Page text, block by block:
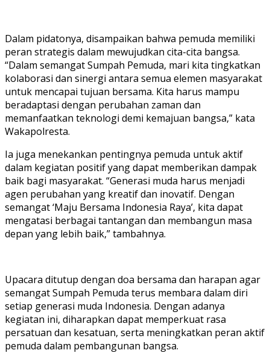
Dalam pidatonya, disampaikan bahwa pemuda memiliki
peran strategis dalam mewujudkan cita-cita bangsa.
“Dalam semangat Sumpah Pemuda, mari kita tingkatkan
kolaborasi dan sinergi antara semua elemen masyarakat
untuk mencapai tujuan bersama. Kita harus mampu
beradaptasi dengan perubahan zaman dan
memanfaatkan teknologi demi kemajuan bangsa,” kata
Wakapolresta.
Ia juga menekankan pentingnya pemuda untuk aktif
dalam kegiatan positif yang dapat memberikan dampak
baik bagi masyarakat. “Generasi muda harus menjadi
agen perubahan yang kreatif dan inovatif. Dengan
semangat ‘Maju Bersama Indonesia Raya’, kita dapat
mengatasi berbagai tantangan dan membangun masa
depan yang lebih baik,” tambahnya.
Upacara ditutup dengan doa bersama dan harapan agar
semangat Sumpah Pemuda terus membara dalam diri
setiap generasi muda Indonesia. Dengan adanya
kegiatan ini, diharapkan dapat memperkuat rasa
persatuan dan kesatuan, serta meningkatkan peran aktif
pemuda dalam pembangunan bangsa.